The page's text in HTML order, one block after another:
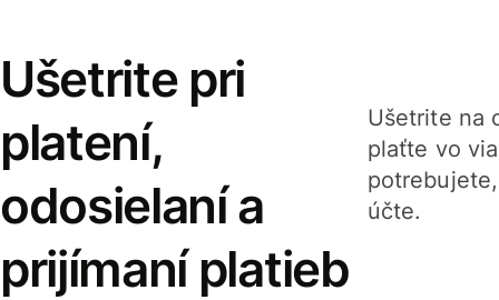
Ušetrite pri
platení,
odosielaní a
prijímaní platieb
Ušetrite na
plaťte vo
účte.